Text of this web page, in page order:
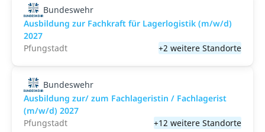
Bundeswehr
Ausbildung zur Fachkraft für Lagerlogistik (m/w/d)
2027
Pfungstadt
+2 weitere Standorte
Bundeswehr
Ausbildung zur/ zum Fachlageristin / Fachlagerist
(m/w/d) 2027
Pfungstadt
+12 weitere Standorte